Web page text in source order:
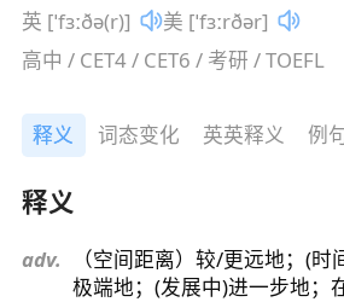
英 [ˈfɜːðə(r)] 美 [ˈfɜːrðər]
高中 / CET4 / CET6 / 考研 / TOEFL
释义 词态变化 英英释义 例
释义
adv.
（空间距离）较/更远地；(时
极端地；(发展中)进一步地；